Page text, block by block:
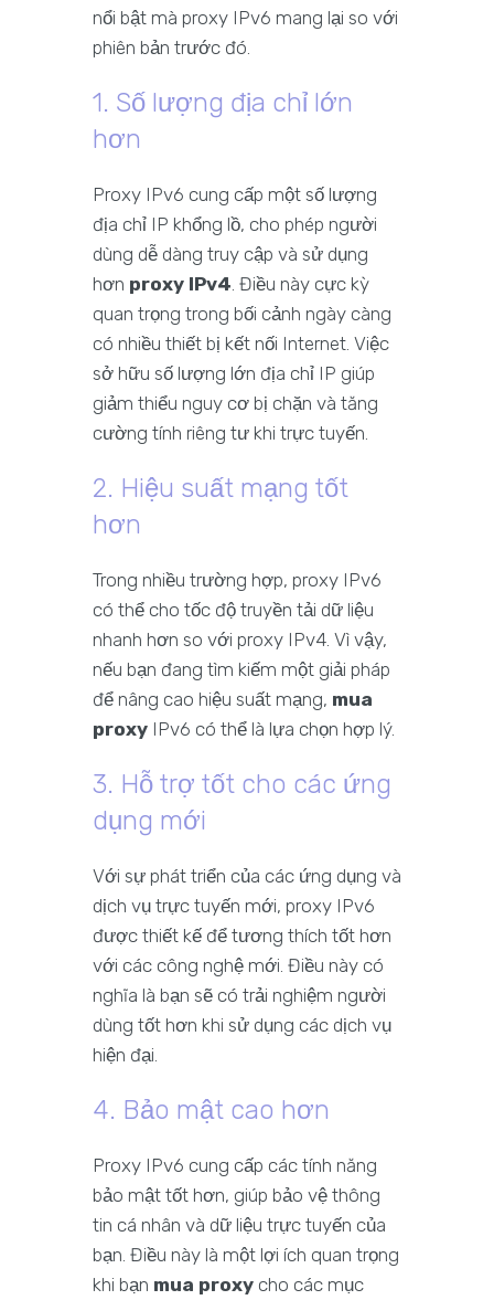
nổi bật mà proxy IPv6 mang lại so với
phiên bản trước đó.
1. Số lượng địa chỉ lớn
hơn
Proxy IPv6 cung cấp một số lượng
địa chỉ IP khổng lồ, cho phép người
dùng dễ dàng truy cập và sử dụng
hơn proxy IPv4. Điều này cực kỳ
quan trọng trong bối cảnh ngày càng
có nhiều thiết bị kết nối Internet. Việc
sở hữu số lượng lớn địa chỉ IP giúp
giảm thiểu nguy cơ bị chặn và tăng
cường tính riêng tư khi trực tuyến.
2. Hiệu suất mạng tốt
hơn
Trong nhiều trường hợp, proxy IPv6
có thể cho tốc độ truyền tải dữ liệu
nhanh hơn so với proxy IPv4. Vì vậy,
nếu bạn đang tìm kiếm một giải pháp
để nâng cao hiệu suất mạng, mua
proxy IPv6 có thể là lựa chọn hợp lý.
3. Hỗ trợ tốt cho các ứng
dụng mới
Với sự phát triển của các ứng dụng và
dịch vụ trực tuyến mới, proxy IPv6
được thiết kế để tương thích tốt hơn
với các công nghệ mới. Điều này có
nghĩa là bạn sẽ có trải nghiệm người
dùng tốt hơn khi sử dụng các dịch vụ
hiện đại.
4. Bảo mật cao hơn
Proxy IPv6 cung cấp các tính năng
bảo mật tốt hơn, giúp bảo vệ thông
tin cá nhân và dữ liệu trực tuyến của
bạn. Điều này là một lợi ích quan trọng
khi bạn mua proxy cho các mục